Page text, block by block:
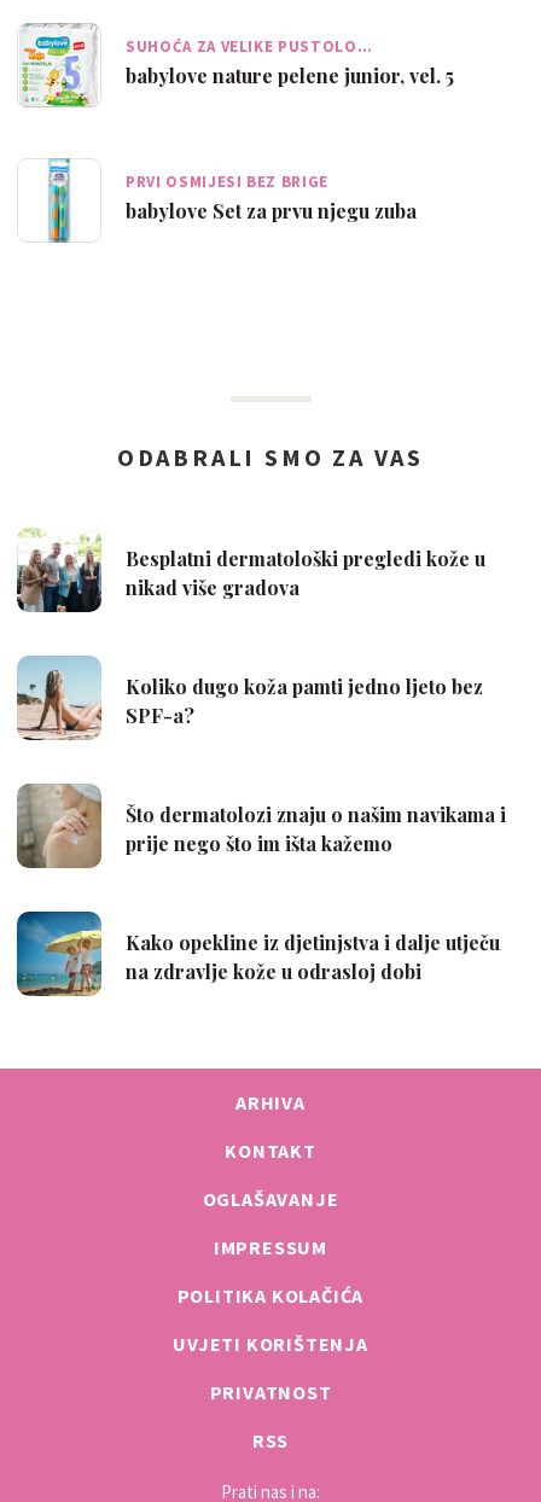
SUHOĆA ZA VELIKE PUSTOLO…
babylove nature pelene junior, vel. 5
PRVI OSMIJESI BEZ BRIGE
babylove Set za prvu njegu zuba
ARHIVA
KONTAKT
OGLAŠAVANJE
IMPRESSUM
POLITIKA KOLAČIĆA
UVJETI KORIŠTENJA
PRIVATNOST
RSS
Prati nas i na: